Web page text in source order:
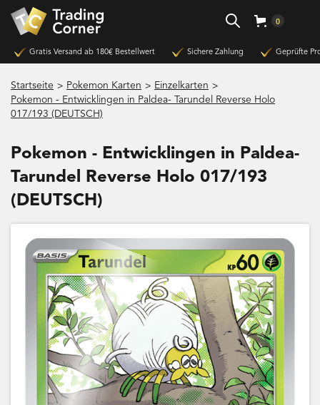
0
Gratis Versand ab 180€ Bestellwert Sichere Zahlung Geprüfte
Startseite > Pokemon Karten > Einzelkarten >
Pokemon - Entwicklingen in Paldea- Tarundel Reverse Holo
017/193 (DEUTSCH)
Pokemon - Entwicklingen in Paldea-
Tarundel Reverse Holo 017/193
(DEUTSCH)